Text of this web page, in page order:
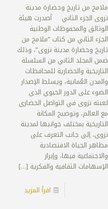
ملامح من تاريخ وحضارة مدينة
نزوى الجزء الثاني أصدرت هيئة
الوثائق والمحفوظات الوطنية
الجزء الثاني من كتاب “ملامح من
تاريخ وحضارة مدينة نزوى”، وذلك
ضمن المجلد الثاني من السلسلة
التاريخية والحضارية للمحافظات
والمدن العُمانية، ويسلط الإصدار
الضوء على الدور الحيوي الذي
لعبته نزوى في التواصل الحضاري
مع العالم، وتوضيح المكانة
التاريخية بمختلف جوانبها لمدينة
نزوى، إلى جانب التعرف على
مظاهر الحياة الاقتصادية
والاجتماعية فيها، وإبراز
الإسهامات الثقافية والفكرية […]
اقرأ المزيد